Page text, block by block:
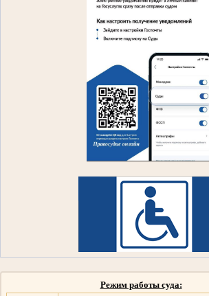
Режим работы суда: